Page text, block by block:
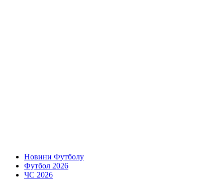
Новини Футболу
Футбол 2026
ЧС 2026